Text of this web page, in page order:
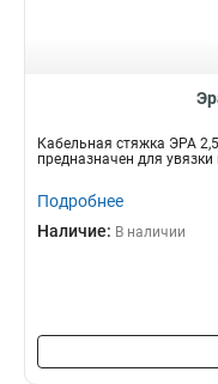
Кабельная стяжка ЭРА
предназначен для увязки
Подробнее
Наличие: В наличии